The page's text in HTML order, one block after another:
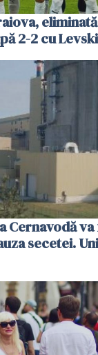
2-2 cu
Cernavodă
secetei.